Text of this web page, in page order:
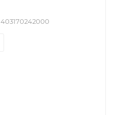
403170242000